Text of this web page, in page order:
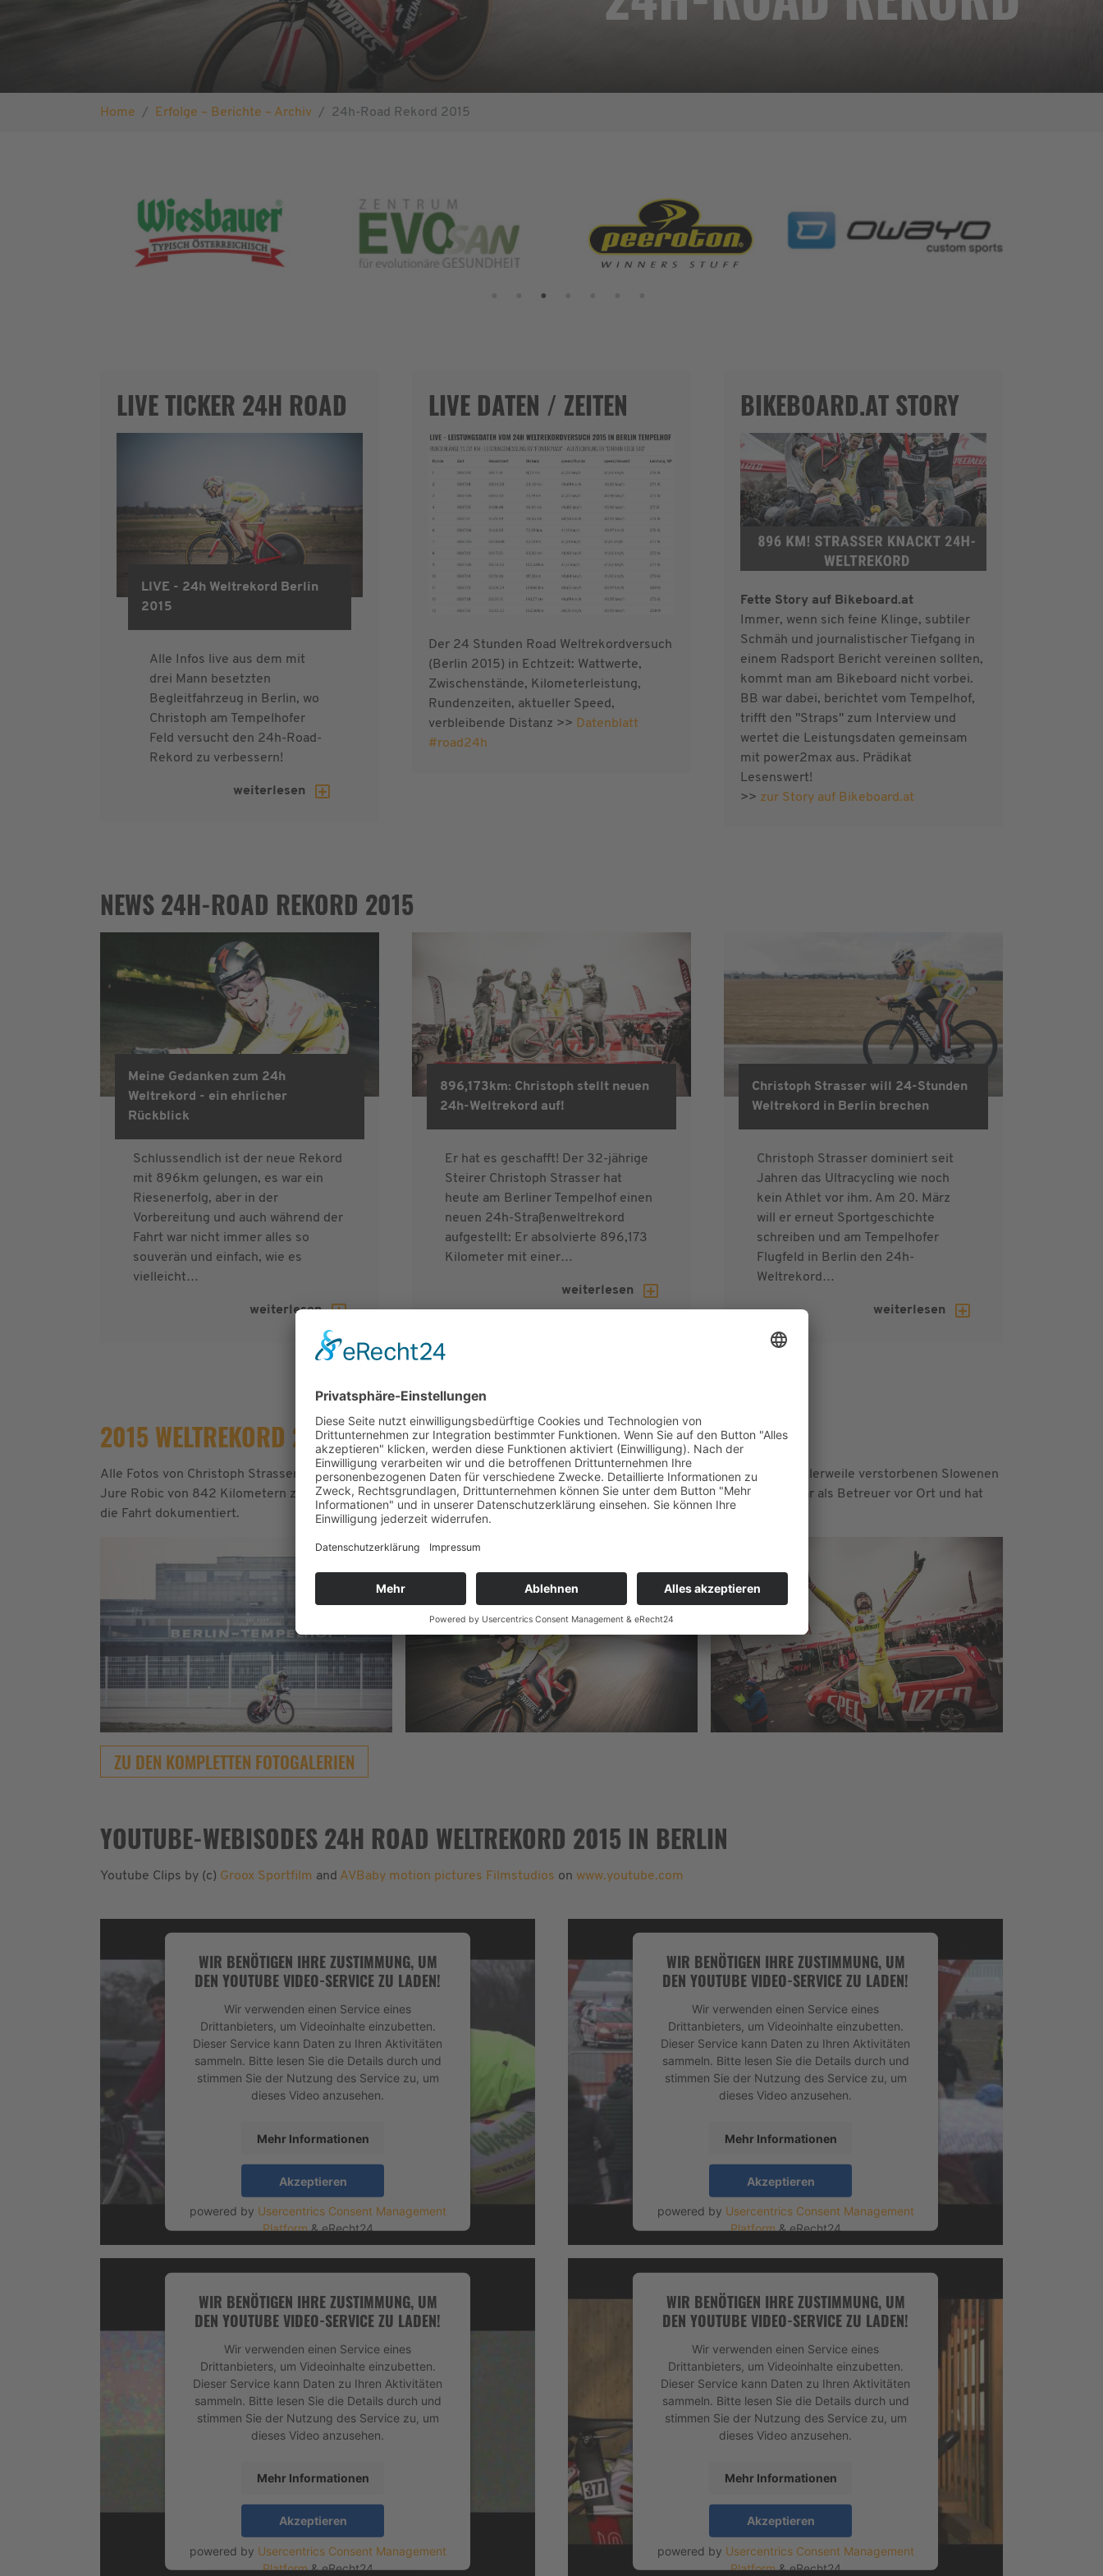
Home
Erfolge – Berichte – Archiv 24h-Road Rekord 2015
LIVE TICKER 24H ROAD
24hroad 2015
LIVE - 24h Weltrekord Berlin
2015
Alle Infos live aus dem mit
drei Mann besetzten
Begleitfahrzeug in Berlin, wo
Christoph am Tempelhofer
Feld versucht den 24h-Road-
Rekord zu verbessern!
weiterlesen
LIVE DATEN / ZEITEN
Der 24 Stunden Road Weltrekordversuch
(Berlin 2015) in Echtzeit: Wattwerte,
Zwischenstände, Kilometerleistung,
Rundenzeiten, aktueller Speed,
verbleibende Distanz >> Datenblatt
#road24h
BIKEBOARD.AT STORY
Fette Story auf Bikeboard.at
Immer, wenn sich feine Klinge, subtiler
Schmäh und journalistischer Tiefgang in
einem Radsport Bericht vereinen sollten,
kommt man am Bikeboard nicht vorbei.
BB war dabei, berichtet vom Tempelhof,
trifft den "Straps" zum Interview und
wertet die Leistungsdaten gemeinsam
mit power2max aus. Prädikat
Lesenswert!
>> zur Story auf Bikeboard.at
NEWS 24H-ROAD REKORD 2015
Meine Gedanken zum 24h
Weltrekord - ein ehrlicher
Rückblick
Schlussendlich ist der neue Rekord
mit 896km gelungen, es war ein
Riesenerfolg, aber in der
Vorbereitung und auch während der
Fahrt war nicht immer alles so
souverän und einfach, wie es
vielleicht…
weiterlesen
24hroad 2015
896,173km: Christoph stellt neuen
24h-Weltrekord auf!
Er hat es geschafft! Der 32-jährige
Steirer Christoph Strasser hat
heute am Berliner Tempelhof einen
neuen 24h-Straßenweltrekord
aufgestellt: Er absolvierte 896,173
Kilometer mit einer…
weiterlesen
24hroad 2015
Christoph Strasser will 24-Stunden
Weltrekord in Berlin brechen
Christoph Strasser dominiert seit
Jahren das Ultracycling wie noch
kein Athlet vor ihm. Am 20. März
will er erneut Sportgeschichte
schreiben und am Tempelhofer
Flugfeld in Berlin den 24h-
Weltrekord…
weiterlesen
2015 WELTREKORD 24 STUNDEN ROAD / FOTOGALERIE
Alle Fotos von Christoph Strassers Rekordfahrt am Berliner Tempelhof: Das Ziel lautet die bisherige Bestmarke des mittlerweile verstorbenen Slowenen
Jure Robic von 842 Kilometern zu übertreffen und möglicherweise die 900 Kilometer Marke zu knacken. Lex Karelly war als Betreuer vor Ort und hat
die Fahrt dokumentiert.
ZU DEN KOMPLETTEN FOTOGALERIEN
YOUTUBE-WEBISODES 24H ROAD WELTREKORD 2015 IN BERLIN
Youtube Clips by (c) Groox Sportfilm and AVBaby motion pictures Filmstudios on www.youtube.com
WIR BENÖTIGEN IHRE ZUSTIMMUNG, UM
DEN YOUTUBE VIDEO-SERVICE ZU LADEN!
Wir verwenden einen Service eines
Drittanbieters, um Videoinhalte einzubetten.
Dieser Service kann Daten zu Ihren Aktivitäten
sammeln. Bitte lesen Sie die Details durch und
stimmen Sie der Nutzung des Service zu, um
dieses Video anzusehen.
Mehr Informationen
Akzeptieren
powered by Usercentrics Consent Management
Platform&eRecht24
WIR BENÖTIGEN IHRE ZUSTIMMUNG, UM
DEN YOUTUBE VIDEO-SERVICE ZU LADEN!
Wir verwenden einen Service eines
Drittanbieters, um Videoinhalte einzubetten.
Dieser Service kann Daten zu Ihren Aktivitäten
sammeln. Bitte lesen Sie die Details durch und
stimmen Sie der Nutzung des Service zu, um
dieses Video anzusehen.
Mehr Informationen
Akzeptieren
powered by Usercentrics Consent Management
Platform&eRecht24
WIR BENÖTIGEN IHRE ZUSTIMMUNG, UM
DEN YOUTUBE VIDEO-SERVICE ZU LADEN!
Wir verwenden einen Service eines
Drittanbieters, um Videoinhalte einzubetten.
Dieser Service kann Daten zu Ihren Aktivitäten
sammeln. Bitte lesen Sie die Details durch und
stimmen Sie der Nutzung des Service zu, um
dieses Video anzusehen.
Mehr Informationen
Akzeptieren
powered by Usercentrics Consent Management
Platform&eRecht24
WIR BENÖTIGEN IHRE ZUSTIMMUNG, UM
DEN YOUTUBE VIDEO-SERVICE ZU LADEN!
Wir verwenden einen Service eines
Drittanbieters, um Videoinhalte einzubetten.
Dieser Service kann Daten zu Ihren Aktivitäten
sammeln. Bitte lesen Sie die Details durch und
stimmen Sie der Nutzung des Service zu, um
dieses Video anzusehen.
Mehr Informationen
Akzeptieren
powered by Usercentrics Consent Management
Platform&eRecht24